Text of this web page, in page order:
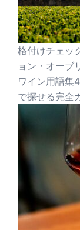
格付けチェッ
ョン・オーブ
ワイン用語集
で探せる完全